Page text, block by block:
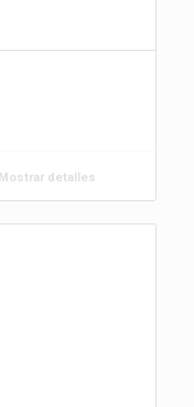
Mostrar detalles